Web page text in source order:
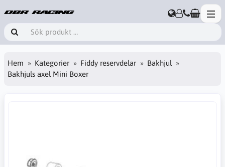
Hem Kategorier Fiddy reservdelar
Bakhjul
Bakhjuls axel Mini Boxer